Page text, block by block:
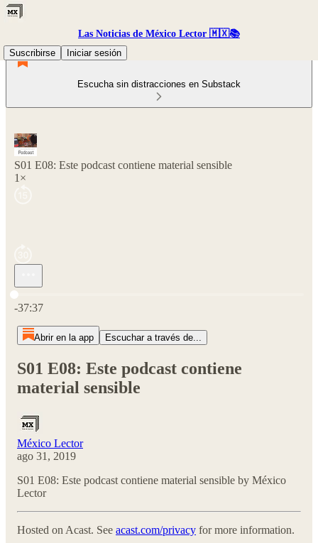
Las Noticias de México Lector 🇲🇽📚
Suscribirse
Iniciar sesión
Escucha sin distracciones en Substack
S01 E08: Este podcast contiene material sensible
1×
Hora actual: 0:00 / Tiempo total: -37:37
-37:37
Abrir en la app Escuchar a través de...
S01 E08: Este podcast contiene
material sensible
México Lector
ago 31, 2019
S01 E08: Este podcast contiene material sensible by México
Lector
Hosted on Acast. See acast.com/privacy for more information.